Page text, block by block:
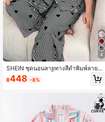
4
SHEIN ชุดนอนลายทางสีดำพิมพ์ลายหั
วใจไซส์ใหญ่แขนสั้น
฿448 -8%